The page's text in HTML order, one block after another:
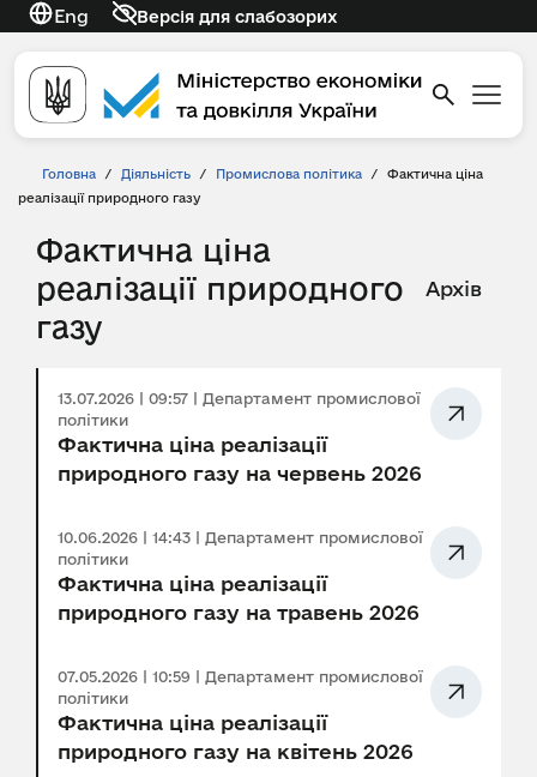
Eng Версія для слабозорих
Головна / Діяльність / Промислова політика /
Фактична ціна
реалізації природного газу
Фактична ціна
реалізації природного
газу
Архів
13.07.2026 | 09:57 | Департамент промислової
політики
Фактична ціна реалізації
природного газу на червень 2026
10.06.2026 | 14:43 | Департамент промислової
політики
Фактична ціна реалізації
природного газу на травень 2026
07.05.2026 | 10:59 | Департамент промислової
політики
Фактична ціна реалізації
природного газу на квітень 2026